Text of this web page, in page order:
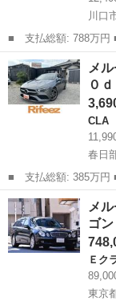
川口
■ 支払総額: 788万円 ■ 車両本体価格： 7,680,000 円 ■ メーカー
名： メルセデス・
名： Ｅ２２０ｄ ア
ＧラインＰＫＧ...
埼玉 川口市
メ
０
CLA
春日
■ 支払総額: 385万円 ■ 車両本体価格： 3,690,000 円 ■ メーカー
名： メルセデス・
名： ＣＬＡ２００
ンオーナー...
埼玉 春日部市
メ
ゴ
Ｅク
東京